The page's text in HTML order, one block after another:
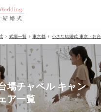
式場一覧 東京都 小さな結婚式 東京・お
場チャペル キャン
ア一覧